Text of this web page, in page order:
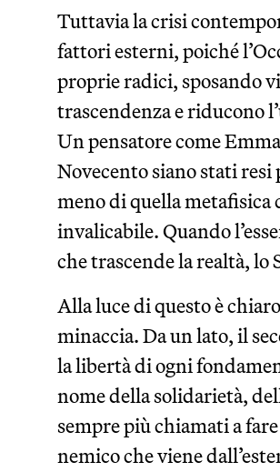
Tuttavia la crisi
fattori esterni, poiché
proprie radici, sposando
trascendenza e riducono
Un pensatore come
Novecento siano stati
meno di quella metafisica
invalicabile. Quando
che trascende la realtà, lo
Alla luce di questo è
minaccia. Da un lato, il
la libertà di ogni
nome della solidarietà,
sempre più chiamati a
nemico che viene